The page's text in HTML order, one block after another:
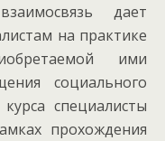
дает
на практике
ими
социального
специалисты
прохождения